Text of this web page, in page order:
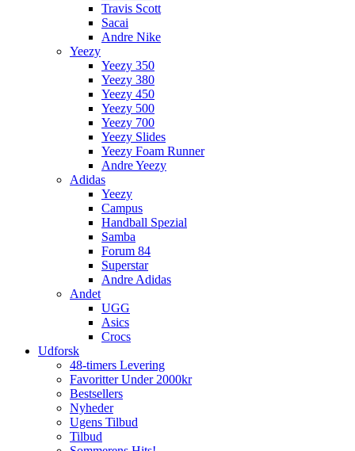
Travis Scott
Sacai
Andre Nike
Yeezy
Yeezy 350
Yeezy 380
Yeezy 450
Yeezy 500
Yeezy 700
Yeezy Slides
Yeezy Foam Runner
Andre Yeezy
Adidas
Yeezy
Campus
Handball Spezial
Samba
Forum 84
Superstar
Andre Adidas
Andet
UGG
Asics
Crocs
Udforsk
48-timers Levering
Favoritter Under 2000kr
Bestsellers
Nyheder
Ugens Tilbud
Tilbud